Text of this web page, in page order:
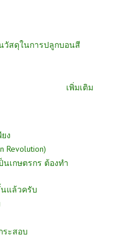
วัสดุในการปลูกบอนสี
เพิ่มเติม
ง
Revolution)
นเกษตรกร ต้องทำ
นแล้วครับ
ระสอบ